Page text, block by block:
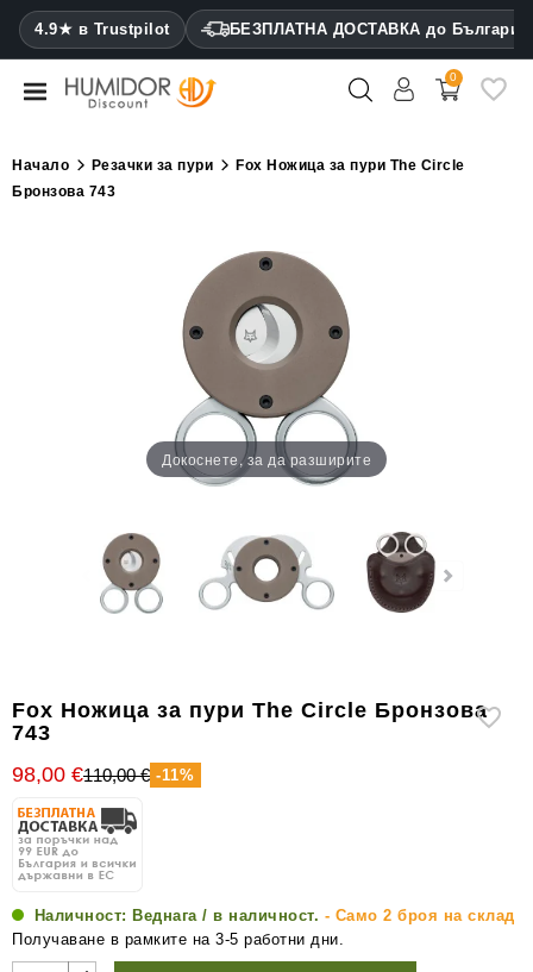
4.9★ в Trustpilot БЕЗПЛАТНА ДОСТАВКА до България
CATEGORY
Хумидори
Други
аксесоари
пури
0
Начало Резачки за пури
Fox Ножица за пури The Circle
Бронзова 743
Докоснете, за да разширите
Fox Ножица за пури The Circle Бронзова
743
98,00 €110,00 € -11%
Наличност: Веднага / в наличност. - Само 2 броя на склад
Получаване в рамките на 3-5 работни дни.